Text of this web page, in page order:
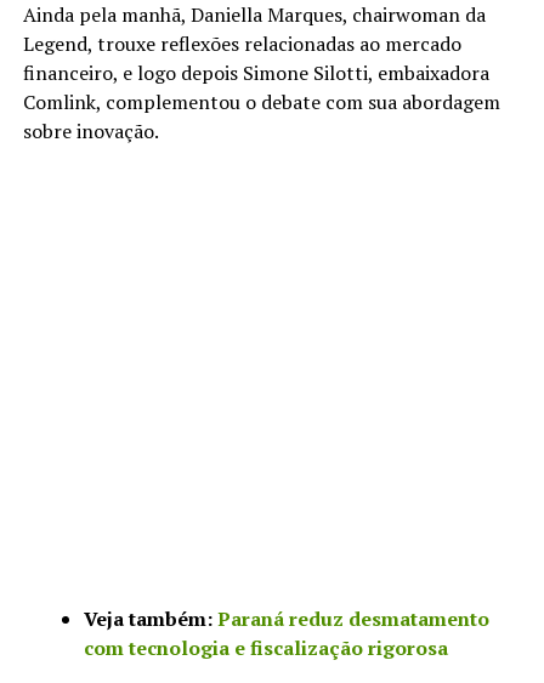
Ainda pela manhã, Daniella Marques, chairwoman da
Legend, trouxe reflexões relacionadas ao mercado
financeiro, e logo depois Simone Silotti, embaixadora
Comlink, complementou o debate com sua abordagem
sobre inovação.
Veja também:Paraná reduz desmatamento
com tecnologia e fiscalização rigorosa